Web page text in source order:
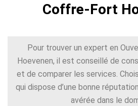
Coffre-Fort
Pour trouver un expert en
Hoevenen, il est conseillé de
et de comparer les services.
qui dispose d’une bonne
avérée dans le